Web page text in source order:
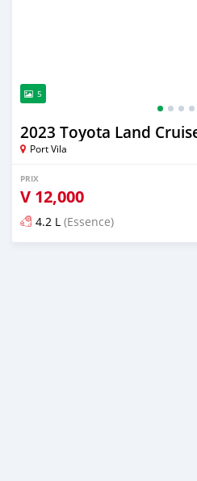
5
2023 Toyota Land
Port Vila
PRIX
V 12,000
4.2 L (Essence)